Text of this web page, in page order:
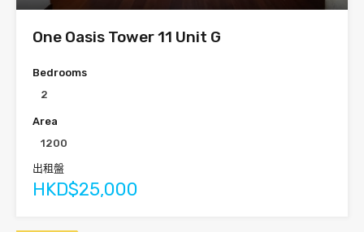
One Oasis Tower 11 Unit G
Bedrooms
2
Area
1200
出租盤
HKD$25,000